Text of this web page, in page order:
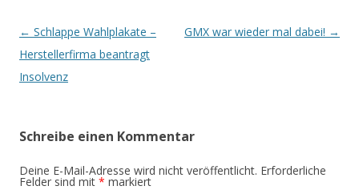
Beitrags-
Navigation
← Schlappe Wahlplakate –
Herstellerfirma beantragt
Insolvenz
GMX war wieder mal dabei! →
Schreibe einen Kommentar
Deine E-Mail-Adresse wird nicht veröffentlicht. Erforderliche
Felder sind mit * markiert